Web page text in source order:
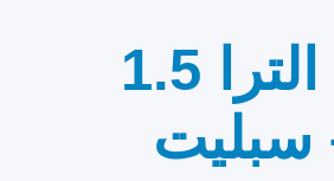
تكييف هاير سمارت الترا 1.5
سبليت